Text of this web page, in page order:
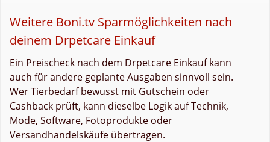
Weitere Boni.tv Sparmöglichkeiten nach
deinem Drpetcare Einkauf
Ein Preischeck nach dem Drpetcare Einkauf kann
auch für andere geplante Ausgaben sinnvoll sein.
Wer Tierbedarf bewusst mit Gutschein oder
Cashback prüft, kann dieselbe Logik auf Technik,
Mode, Software, Fotoprodukte oder
Versandhandelskäufe übertragen.